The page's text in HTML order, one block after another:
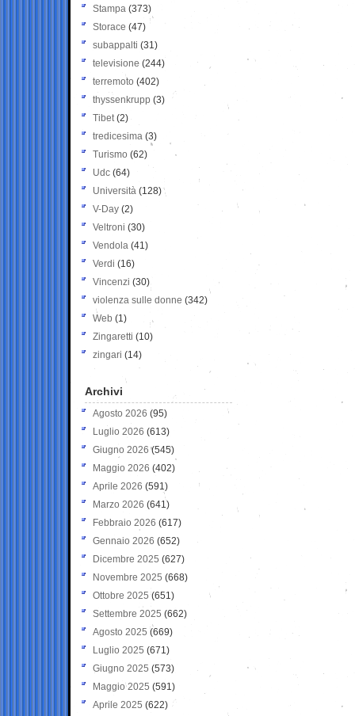
Stampa (373)
Storace (47)
subappalti (31)
televisione(244)
terremoto (402)
thyssenkrupp (3)
Tibet(2)
tredicesima (3)
Turismo (62)
Udc (64)
Università (128)
V-Day (2)
Veltroni (30)
Vendola (41)
Verdi (16)
Vincenzi (30)
violenza sulle donne (342)
Web (1)
Zingaretti (10)
zingari (14)
Archivi
Agosto 2026 (95)
Luglio 2026 (613)
Giugno 2026 (545)
Maggio 2026 (402)
Aprile 2026 (591)
Marzo 2026 (641)
Febbraio 2026 (617)
Gennaio 2026 (652)
Dicembre 2025 (627)
Novembre 2025 (668)
Ottobre 2025 (651)
Settembre 2025 (662)
Agosto 2025 (669)
Luglio 2025 (671)
Giugno 2025 (573)
Maggio 2025 (591)
Aprile 2025 (622)